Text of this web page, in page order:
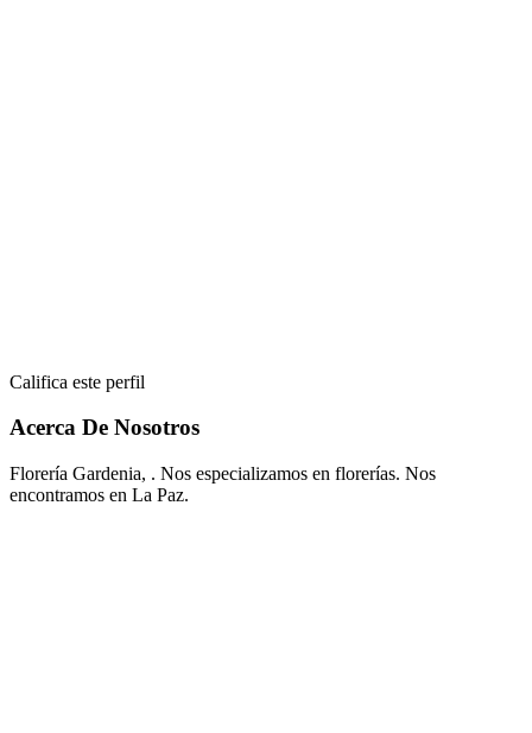
Califica este perfil
Acerca De Nosotros
Florería Gardenia, . Nos especializamos en florerías. Nos
encontramos en La Paz.